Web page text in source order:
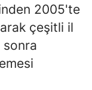
2005'te
çeşitli il
sonra